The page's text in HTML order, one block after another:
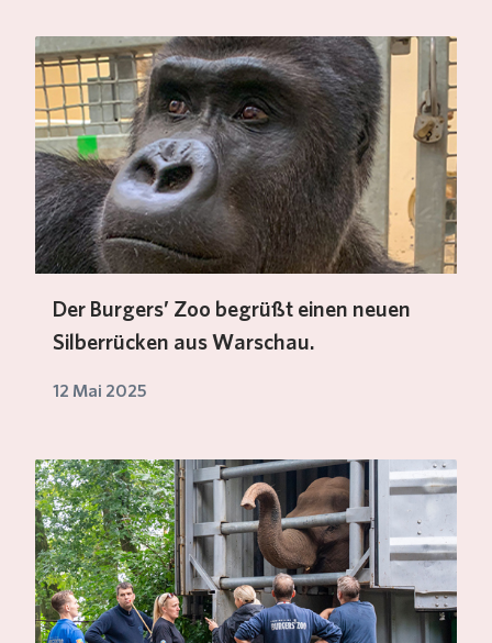
Der Burgers’ Zoo begrüßt einen neuen
Silberrücken aus Warschau.
12 Mai 2025